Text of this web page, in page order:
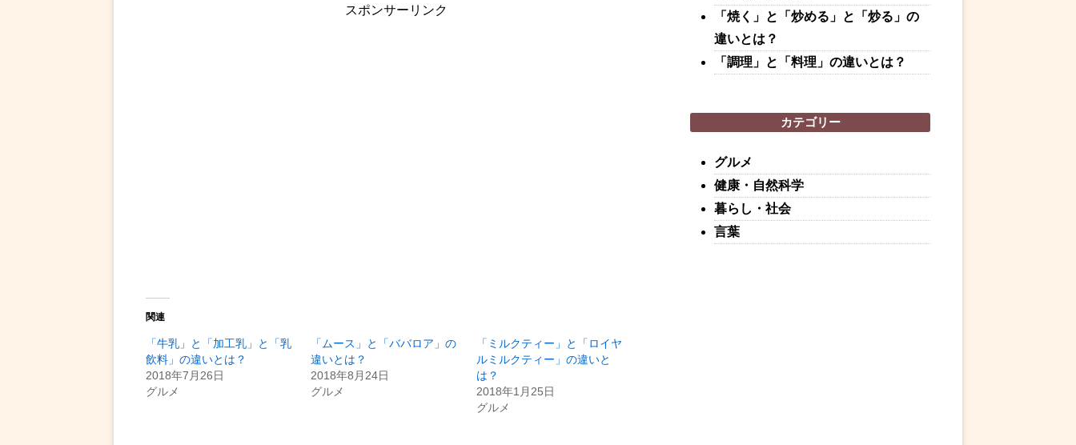
スポンサーリンク
関連
「牛乳」と「加工乳」と「乳
飲料」の違いとは？
2018年7月26日
グルメ
「ムース」と「ババロア」の
違いとは？
2018年8月24日
グルメ
「ミルクティー」と「ロイヤ
ルミルクティー」の違いと
は？
2018年1月25日
グルメ
「焼く」と「炒める」と「炒る」の
違いとは？
「調理」と「料理」の違いとは？
カテゴリー
グルメ
健康・自然科学
暮らし・社会
言葉